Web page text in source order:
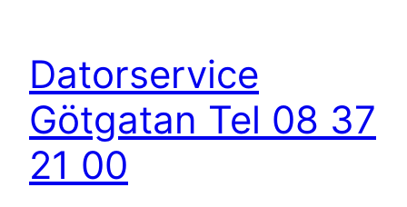
Datorservice
Götgatan Tel 08 37
21 00